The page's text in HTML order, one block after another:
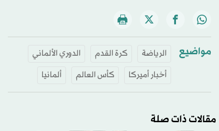
مواضيع الرياضة كرة القدم
الدوري الألماني
أخبار أميركا
كأس العالم ألمانيا
مقالات ذات صلة